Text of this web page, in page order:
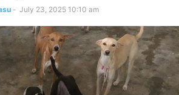
- July 23, 2025 10:10 am